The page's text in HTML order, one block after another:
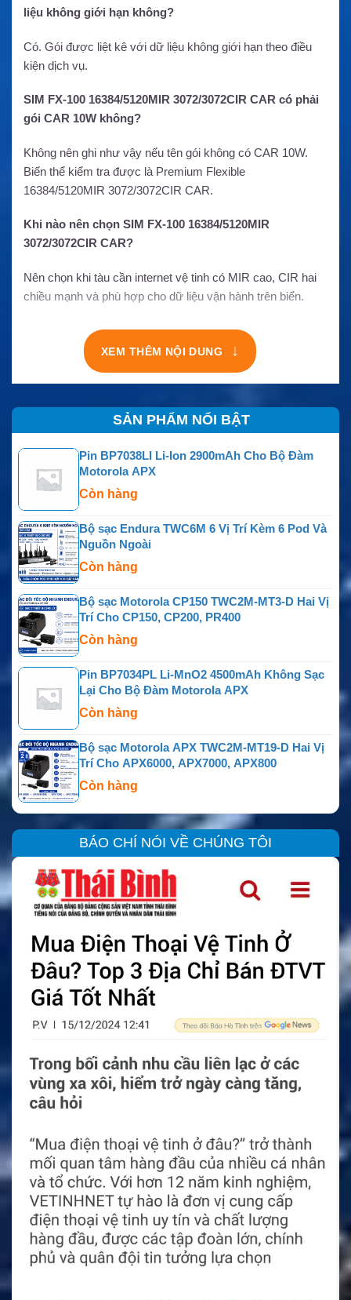
liệu không giới hạn không?
Có. Gói được liệt kê với dữ liệu không giới hạn theo điều
kiện dịch vụ.
SIM FX-100 16384/5120MIR 3072/3072CIR CAR có phải
gói CAR 10W không?
Không nên ghi như vậy nếu tên gói không có CAR 10W.
Biến thể kiểm tra được là Premium Flexible
16384/5120MIR 3072/3072CIR CAR.
Khi nào nên chọn SIM FX-100 16384/5120MIR
3072/3072CIR CAR?
Nên chọn khi tàu cần internet vệ tinh có MIR cao, CIR hai
chiều mạnh và phù hợp cho dữ liệu vận hành trên biển.
XEM THÊM NỘI DUNG ↓
SẢN PHẨM NỔI BẬT
Pin BP7038LI Li-Ion 2900mAh Cho Bộ Đàm
Motorola APX
Còn hàng
Bộ sạc Endura TWC6M 6 Vị Trí Kèm 6 Pod Và
Nguồn Ngoài
Còn hàng
Bộ sạc Motorola CP150 TWC2M-MT3-D Hai Vị
Trí Cho CP150, CP200, PR400
Còn hàng
Pin BP7034PL Li-MnO2 4500mAh Không Sạc
Lại Cho Bộ Đàm Motorola APX
Còn hàng
Bộ sạc Motorola APX TWC2M-MT19-D Hai Vị
Trí Cho APX6000, APX7000, APX800
Còn hàng
BÁO CHÍ NÓI VỀ CHÚNG TÔI